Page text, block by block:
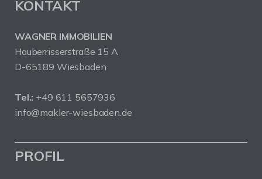
KONTAKT
WAGNER IMMOBILIEN
Hauberrisserstraße 15 A
D-65189 Wiesbaden
Tel.: +49 611 5657936
info@makler-wiesbaden.de
PROFIL